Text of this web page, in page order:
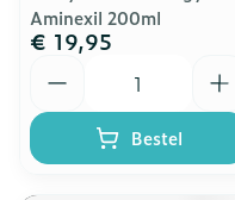
Aminexil 200ml
€ 19,95
Bestel